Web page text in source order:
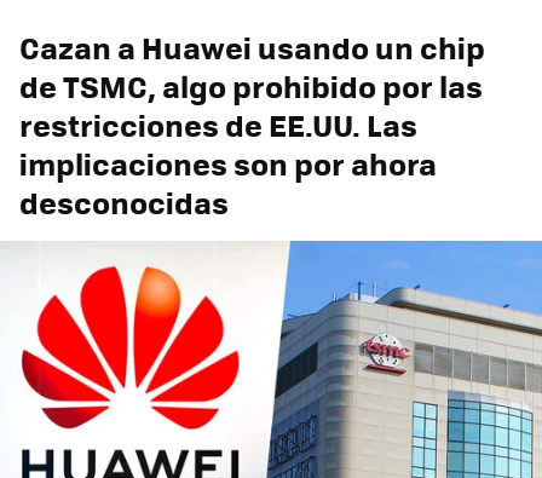
Cazan a Huawei usando un chip
de TSMC, algo prohibido por las
restricciones de EE.UU. Las
implicaciones son por ahora
desconocidas